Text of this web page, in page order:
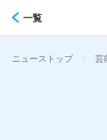
一覧
ニューストップ > 芸